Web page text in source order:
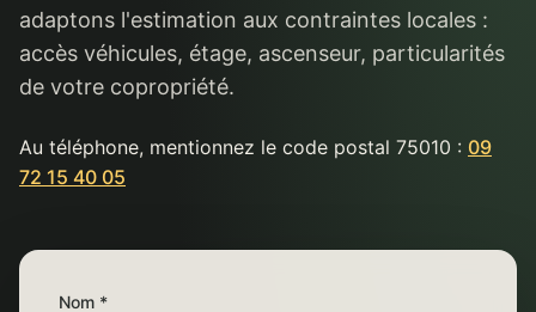
adaptons l'estimation aux contraintes locales :
accès véhicules, étage, ascenseur, particularités
de votre copropriété.
Au téléphone, mentionnez le code postal 75010 : 09
72 15 40 05
Nom *